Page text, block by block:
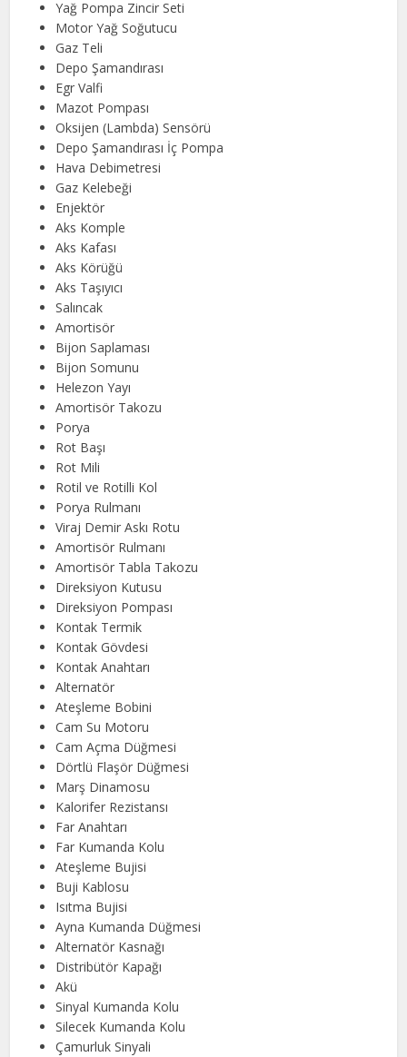
Yağ Pompa Zincir Seti
Motor Yağ Soğutucu
Gaz Teli
Depo Şamandırası
Egr Valfi
Mazot Pompası
Oksijen (Lambda) Sensörü
Depo Şamandırası İç Pompa
Hava Debimetresi
Gaz Kelebeği
Enjektör
Aks Komple
Aks Kafası
Aks Körüğü
Aks Taşıyıcı
Salıncak
Amortisör
Bijon Saplaması
Bijon Somunu
Helezon Yayı
Amortisör Takozu
Porya
Rot Başı
Rot Mili
Rotil ve Rotilli Kol
Porya Rulmanı
Viraj Demir Askı Rotu
Amortisör Rulmanı
Amortisör Tabla Takozu
Direksiyon Kutusu
Direksiyon Pompası
Kontak Termik
Kontak Gövdesi
Kontak Anahtarı
Alternatör
Ateşleme Bobini
Cam Su Motoru
Cam Açma Düğmesi
Dörtlü Flaşör Düğmesi
Marş Dinamosu
Kalorifer Rezistansı
Far Anahtarı
Far Kumanda Kolu
Ateşleme Bujisi
Buji Kablosu
Isıtma Bujisi
Ayna Kumanda Düğmesi
Alternatör Kasnağı
Distribütör Kapağı
Akü
Sinyal Kumanda Kolu
Silecek Kumanda Kolu
Çamurluk Sinyali